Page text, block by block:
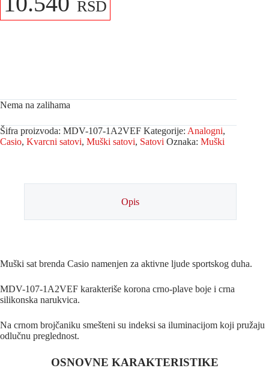
RSD
Nema na zalihama
Šifra proizvoda: MDV-107-1A2VEF Kategorije: Analogni,
Casio, Kvarcni satovi, Muški satovi, Satovi Oznaka: Muški
Opis
Muški sat brenda Casio namenjen za aktivne ljude sportskog duha.
MDV-107-1A2VEF karakteriše korona crno-plave boje i crna
silikonska narukvica.
Na crnom brojčaniku smešteni su indeksi sa iluminacijom koji pružaju
odlučnu preglednost.
OSNOVNE KARAKTERISTIKE